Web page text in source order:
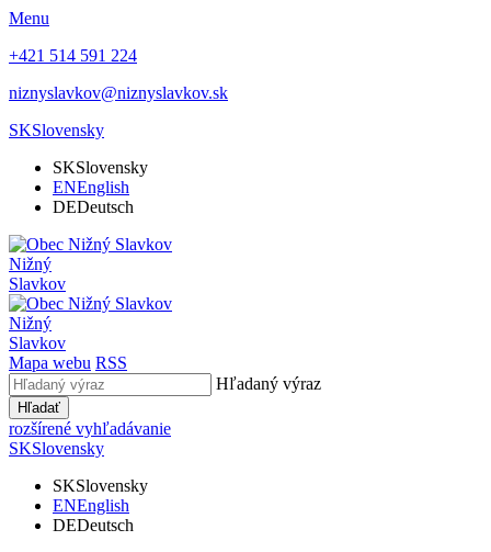
Menu
+421 514 591 224
niznyslavkov@niznyslavkov.sk
SKSlovensky
SKSlovensky
ENEnglish
DEDeutsch
Nižný
Slavkov
Nižný
Slavkov
Mapa webu RSS
Hľadaný výraz
Hľadať
rozšírené vyhľadávanie
SKSlovensky
SKSlovensky
ENEnglish
DEDeutsch